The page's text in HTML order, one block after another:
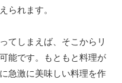
られます。
てしまえば、そこからリ
能です。もともと料理が
急激に美味しい料理を作